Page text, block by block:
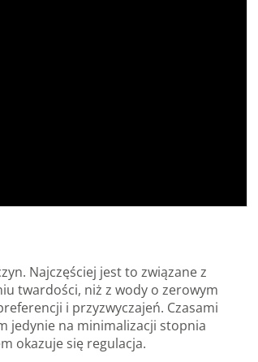
Najczęściej jest to związane z
twardości, niż z wody o zerowym
i przyzwyczajeń. Czasami
jedynie na minimalizacji stopnia
okazuje się regulacja.